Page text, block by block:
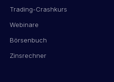
Trading-Crashkurs
Webinare
Börsenbuch
Zinsrechner